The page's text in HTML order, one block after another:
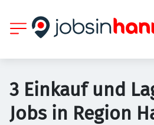
3 Einkauf und
Jobs in Region